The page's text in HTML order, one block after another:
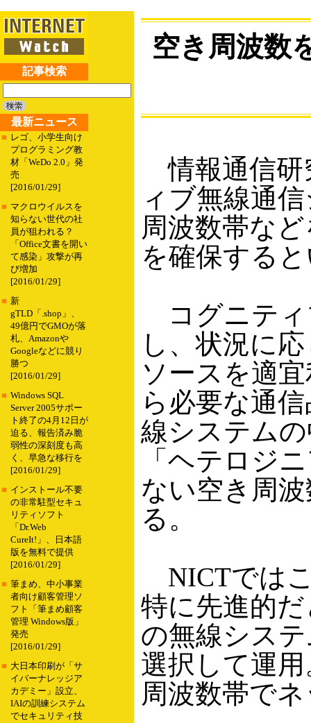
記事検索
最新ニュース
■ レゴ、小学生向け
プログラミング教
材「WeDo 2.0」発
売
[2016/01/29]
■ マクロウイルスを
知らない世代の社
員が狙われる？
「Office文書を開い
て感染」攻撃が再
び増加
[2016/01/29]
■ 新
gTLD「.shop」、
49億円でGMOが落
札、Amazonや
Googleなどに競り
勝つ
[2016/01/29]
■ Windows SQL
Server 2005サポー
ト終了の4月12日が
迫る、報告済み脆
弱性の深刻度も高
く、早急な移行を
[2016/01/29]
■ インストール不要
の非常駐型セキュ
リティソフト
「Dr.Web
CureIt!」、日本語
版を無料で提供
[2016/01/29]
■ 筆まめ、中小事業
者向け顧客管理ソ
フト「筆まめ顧客
管理 Windows版」
発売
[2016/01/29]
■ 大日本印刷が「サ
イバーナレッジア
カデミー」設立、
IAIの訓練システム
でセキュリティ技
空き周波数
情報通信研
ィブ無線通
周波数帯な
を確保する
コグニティ
し、状況に
ソースを適
ら必要な通
線システム
「ヘテロジ
ない空き周
る。
NICTでは
特に先進的
の無線シス
選択して運
周波数帯で